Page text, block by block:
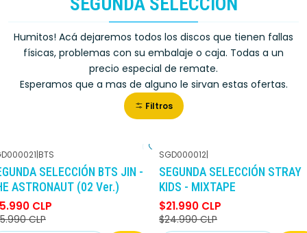
Humitos! Acá dejaremos todos los discos que tienen fallas
físicas, problemas con su embalaje o caja. Todas a un
precio especial de remate.
Esperamos que a mas de alguno le sirvan estas ofertas.
Filtros
DCTO
|BTS
SELECCIÓN BTS JIN -
ASTRONAUT (02 Ver.)
CLP
CLP
-12%DCTO
SGD000012|
SEGUNDA SELECCIÓN STRAY
KIDS - MIXTAPE
$21.990 CLP
$24.990 CLP